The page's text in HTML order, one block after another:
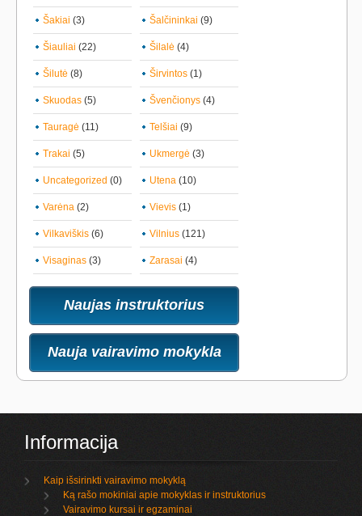
Šakiai (3) Šalčininkai (9)
Šiauliai (22) Šilalė (4)
Šilutė (8) Širvintos (1)
Skuodas (5) Švenčionys (4)
Tauragė (11) Telšiai (9)
Trakai (5) Ukmergė (3)
Uncategorized (0) Utena (10)
Varėna (2) Vievis (1)
Vilkaviškis (6) Vilnius (121)
Visaginas (3) Zarasai (4)
Naujas instruktorius
Nauja vairavimo mokykla
Informacija
Kaip išsirinkti vairavimo mokyklą
Ką rašo mokiniai apie mokyklas ir instruktorius
Vairavimo kursai ir egzaminai